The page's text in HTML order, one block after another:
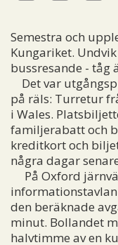
Semestra och
Kungariket.
bussresande - tåg
Det var
på räls: Turretur
i Wales.
familjerabatt och
kreditkort och
några dagar
På Oxford
den beräknade
minut. Bollandet
halvtimme av en